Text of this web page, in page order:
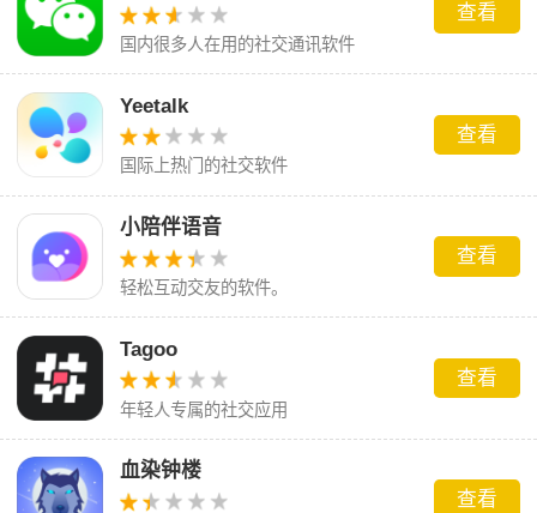
国内很多人在用的社交通讯软件
查看
Yeetalk
国际上热门的社交软件
查看
小陪伴语音
轻松互动交友的软件。
查看
Tagoo
年轻人专属的社交应用
查看
血染钟楼
查看